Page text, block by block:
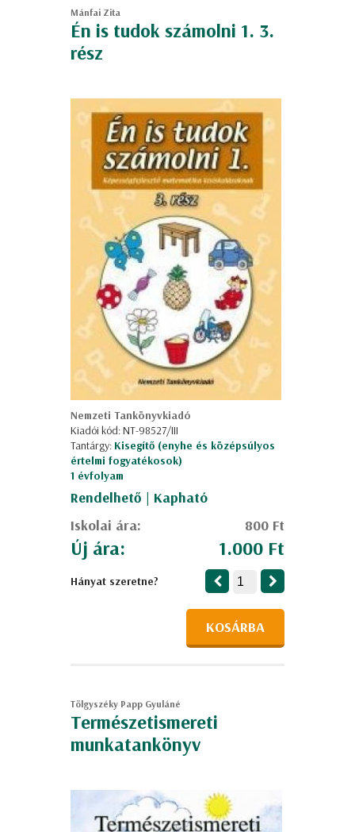
Mánfai Zita
Én is tudok számolni 1. 3.
rész
Nemzeti Tankönyvkiadó
Kiadói kód: NT-98527/III
Tantárgy: Kisegítő (enyhe és középsúlyos
értelmi fogyatékosok)
1 évfolyam
Rendelhető | Kapható
Iskolai ára:
800 Ft
Új ára: 1.000 Ft
Hányat szeretne?
KOSÁRBA
Tölgyszéky Papp Gyuláné
Természetismereti
munkatankönyv